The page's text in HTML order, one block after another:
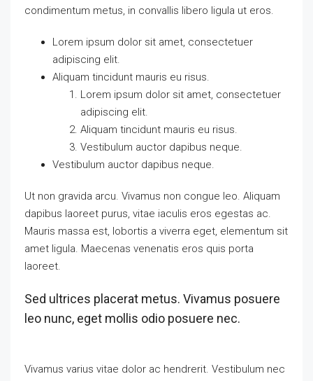
condimentum metus, in convallis libero ligula ut eros.
Lorem ipsum dolor sit amet, consectetuer
adipiscing elit.
Aliquam tincidunt mauris eu risus.
Lorem ipsum dolor sit amet, consectetuer
adipiscing elit.
Aliquam tincidunt mauris eu risus.
Vestibulum auctor dapibus neque.
Vestibulum auctor dapibus neque.
Ut non gravida arcu. Vivamus non congue leo. Aliquam
dapibus laoreet purus, vitae iaculis eros egestas ac.
Mauris massa est, lobortis a viverra eget, elementum sit
amet ligula. Maecenas venenatis eros quis porta
laoreet.
Sed ultrices placerat metus. Vivamus posuere
leo nunc, eget mollis odio posuere nec.
Vivamus varius vitae dolor ac hendrerit. Vestibulum nec